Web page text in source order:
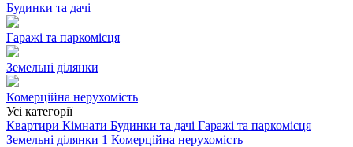
Будинки та дачі
Гаражі та паркомісця
Земельні ділянки
Комерційна нерухомість
Усі категорії
Квартири Кімнати Будинки та дачі Гаражі та паркомісця
Земельні ділянки 1 Комерційна нерухомість